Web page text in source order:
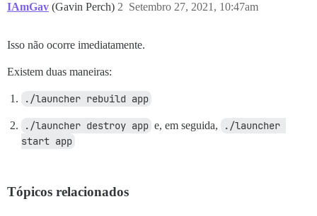
IAmGav (Gavin Perch) Setembro 27, 2021, 10:47am
2
Isso não ocorre imediatamente.
Existem duas maneiras:
./launcher rebuild app
./launcher destroy app e, em seguida,
./launcher
start app
Tópicos relacionados